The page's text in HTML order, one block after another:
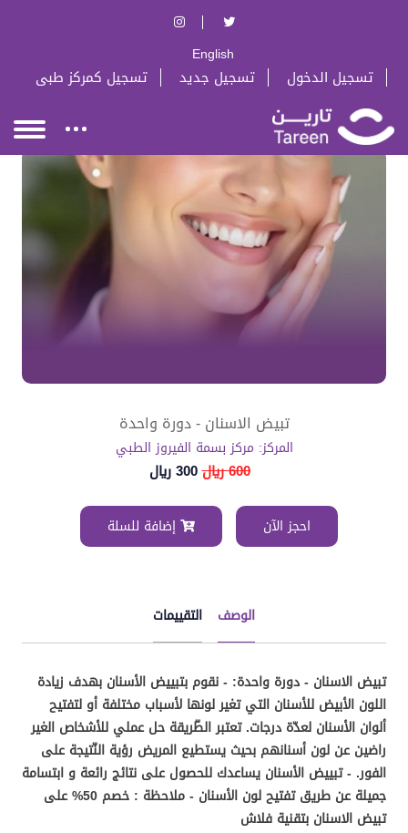
English
تسجيل الدخول تسجيل جديد تسجيل كمركز طبى
تبيض الاسنان - دورة واحدة
المركز: مركز بسمة الفيروز الطبي
600 ريال 300 ريال
احجز الآن إضافة للسلة
الوصف التقييمات
تبيض الاسنان - دورة واحدة: - نقوم بتبييض الأسنان بهدف زيادة
اللون الأبيض للأسنان التي تغير لونها لأسباب مختلفة أو لتفتيح
ألوان الأسنان لعدّة درجات. تعتبر الطّريقة حل عملي للأشخاص الغير
راضين عن لون أسنانهم بحيث يستطيع المريض رؤية النّتيجة على
الفور. - تبييض الأسنان يساعدك للحصول على نتائج رائعة و ابتسامة
جميلة عن طريق تفتيح لون الأسنان - ملاحظة : خصم 50% على
تبيض الاسنان بتقنية فلاش